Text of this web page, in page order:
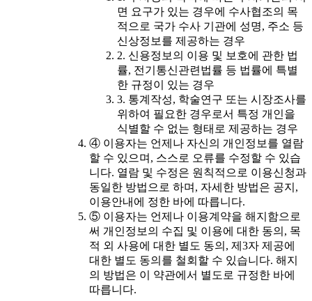
면 요구가 있는 경우에 수사협조의 목
적으로 국가 수사 기관에 성명, 주소 등
신상정보를 제공하는 경우
2. 신용정보의 이용 및 보호에 관한 법
률, 전기통신관련법률 등 법률에 특별
한 규정이 있는 경우
3. 통계작성, 학술연구 또는 시장조사를
위하여 필요한 경우로서 특정 개인을
식별할 수 없는 형태로 제공하는 경우
④ 이용자는 언제나 자신의 개인정보를 열람
할 수 있으며, 스스로 오류를 수정할 수 있습
니다. 열람 및 수정은 원칙적으로 이용신청과
동일한 방법으로 하며, 자세한 방법은 공지,
이용안내에 정한 바에 따릅니다.
⑤ 이용자는 언제나 이용계약을 해지함으로
써 개인정보의 수집 및 이용에 대한 동의, 목
적 외 사용에 대한 별도 동의, 제3자 제공에
대한 별도 동의를 철회할 수 있습니다. 해지
의 방법은 이 약관에서 별도로 규정한 바에
따릅니다.